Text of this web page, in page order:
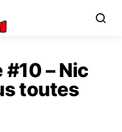
– Nic
toutes